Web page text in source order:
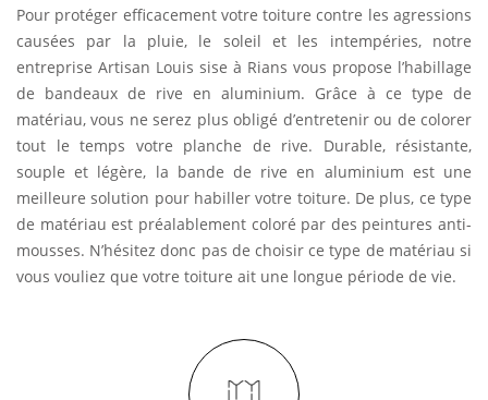
Pour protéger efficacement votre toiture contre les agressions
causées par la pluie, le soleil et les intempéries, notre
entreprise Artisan Louis sise à Rians vous propose l’habillage
de bandeaux de rive en aluminium. Grâce à ce type de
matériau, vous ne serez plus obligé d’entretenir ou de colorer
tout le temps votre planche de rive. Durable, résistante,
souple et légère, la bande de rive en aluminium est une
meilleure solution pour habiller votre toiture. De plus, ce type
de matériau est préalablement coloré par des peintures anti-
mousses. N’hésitez donc pas de choisir ce type de matériau si
vous vouliez que votre toiture ait une longue période de vie.